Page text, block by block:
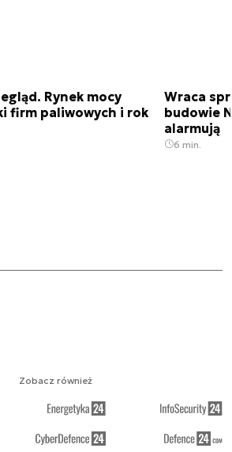
Rynek mocy
firm paliwowych i rok
Wraca
budowie
alarmują
6 min.
Zobacz również